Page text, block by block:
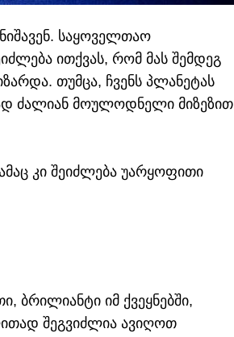
საყოველთაო
ითქვას, რომ მას შემდეგ
თუმცა, ჩვენს პლანეტას
ძალიან მოულოდნელი მიზეზით
კი შეიძლება უარყოფითი
ბრილიანტი იმ ქვეყნებში,
შეგვიძლია ავიღოთ